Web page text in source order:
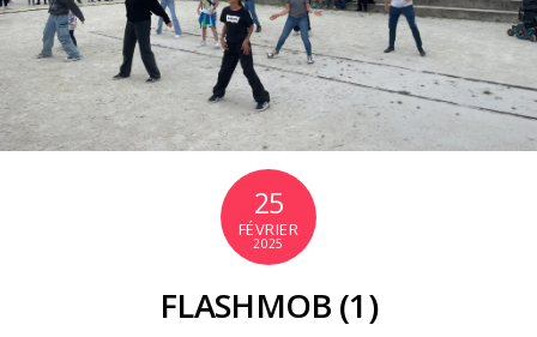
25
FÉVRIER
2025
FLASHMOB (1)